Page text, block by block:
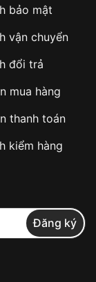
hàng hoặc
chóng
mong
bảo mật
vận chuyển
đổi trả
mua hàng
thanh toán
kiểm hàng
Đăng ký